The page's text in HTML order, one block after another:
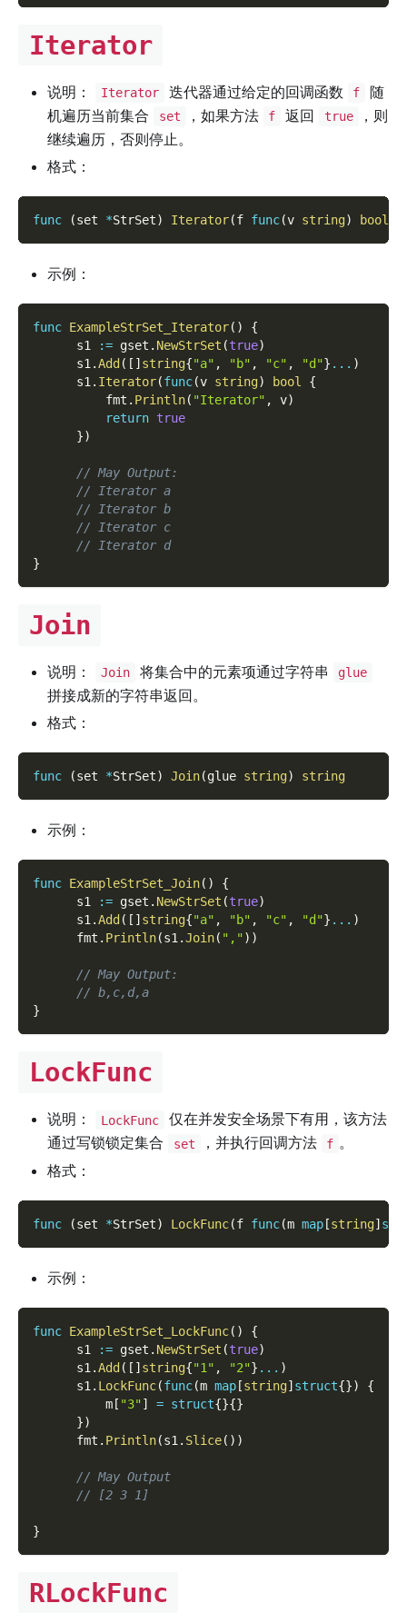
Iterator
说明： Iterator 迭代器通过给定的回调函数 f
随
机遍历当前集合
set ，如果方法 f 返回 true
，则
继续遍历，否则停止。
格式：
func (set *StrSet) Iterator(f func(v string) bool
示例：
func ExampleStrSet_Iterator( )
{
      s1
:= gset . NewStrSet (true)
      s1
.Add ( [ ] string{"a" , "b" , "c" , "d"} ... )
      s1
. Iterator(func(v string) bool
{
          fmt
. Println( "Iterator" , v)
return true
})
// May Output:
// Iterator a
// Iterator b
// Iterator c
// Iterator d
}
Join
说明： Join 将集合中的元素项通过字符串 glue
拼接成新的字符串返回。
格式：
func (set *StrSet) Join(glue string) string
示例：
func ExampleStrSet_Join( )
{
      s1
:= gset . NewStrSet (true)
      s1
.Add ( [ ] string{"a" , "b" , "c" , "d"} ... )
      fmt
. Println(s1.Join( ",") )
// May Output:
// b,c,d,a
}
LockFunc
说明： LockFunc
仅在并发安全场景下有用，该方法
通过写锁锁定集合
set ，并执行回调方法 f 。
格式：
func (set *StrSet) LockFunc(f func(m map[string]
示例：
func ExampleStrSet_LockFunc( )
{
      s1
:= gset . NewStrSet (true)
      s1
.Add( [ ]string{"1" , "2"} ... )
      s1
. LockFunc(func(m map[string]struct{})
{
          m
[ "3"] = struct{}{}
})
      fmt
. Println(s1 . Slice( ) )
// May Output
// [2 3 1]
}
RLockFunc